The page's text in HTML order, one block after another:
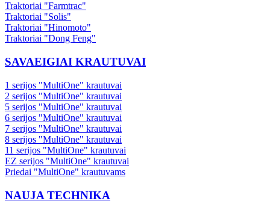
Traktoriai "Farmtrac"
Traktoriai "Solis"
Traktoriai "Hinomoto"
Traktoriai "Dong Feng"
SAVAEIGIAI KRAUTUVAI
1 serijos "MultiOne" krautuvai
2 serijos "MultiOne" krautuvai
5 serijos "MultiOne" krautuvai
6 serijos "MultiOne" krautuvai
7 serijos "MultiOne" krautuvai
8 serijos "MultiOne" krautuvai
11 serijos "MultiOne" krautuvai
EZ serijos "MultiOne" krautuvai
Priedai "MultiOne" krautuvams
NAUJA TECHNIKA